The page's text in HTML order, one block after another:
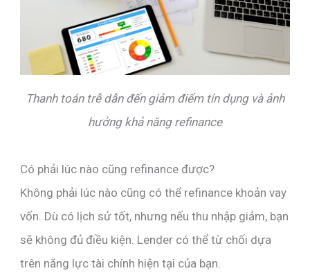
Thanh toán trễ dẫn đến giảm điểm tín dụng và ảnh
hưởng khả năng refinance
Có phải lúc nào cũng refinance được?
Không phải lúc nào cũng có thể refinance khoản vay
vốn. Dù có lịch sử tốt, nhưng nếu thu nhập giảm, bạn
sẽ không đủ điều kiện. Lender có thể từ chối dựa
trên năng lực tài chính hiện tại của bạn.